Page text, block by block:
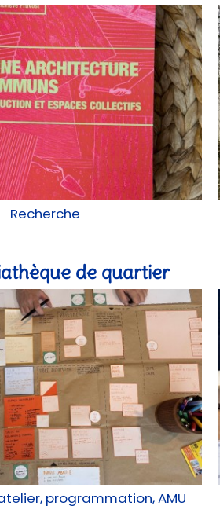
Recherche
de quartier
programmation, AMU